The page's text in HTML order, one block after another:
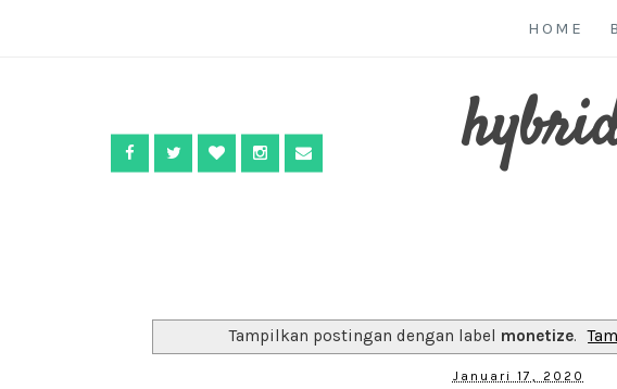
HOME
Tampilkan postingan dengan label monetize.
Januari 17, 2020